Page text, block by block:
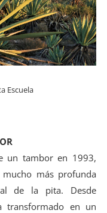
Escuela
un tambor en 1993,
más profunda
de la pita. Desde
transformado en un